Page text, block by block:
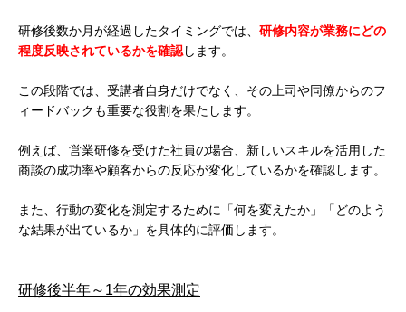
研修後数か月が経過したタイミングでは、 研修内容が業務にどの
程度反映されているかを確認します。
この段階では、受講者自身だけでなく、その上司や同僚からのフ
ィードバックも重要な役割を果たします。
例えば、営業研修を受けた社員の場合、新しいスキルを活用した
商談の成功率や顧客からの反応が変化しているかを確認します。
また、行動の変化を測定するために「何を変えたか」「どのよう
な結果が出ているか」を具体的に評価します。
研修後半年～1年の効果測定